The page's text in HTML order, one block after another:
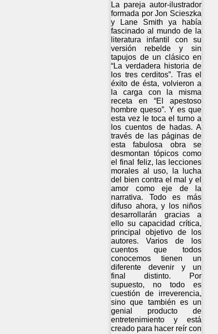
La pareja autor-ilustrador
formada por Jon Scieszka
y Lane Smith ya había
fascinado al mundo de la
literatura infantil con su
versión rebelde y sin
tapujos de un clásico en
“La verdadera historia de
los tres cerditos”. Tras el
éxito de ésta, volvieron a
la carga con la misma
receta en “El apestoso
hombre queso”. Y es que
esta vez le toca el turno a
los cuentos de hadas. A
través de las páginas de
esta fabulosa obra se
desmontan tópicos como
el final feliz, las lecciones
morales al uso, la lucha
del bien contra el mal y el
amor como eje de la
narrativa. Todo es más
difuso ahora, y los niños
desarrollarán gracias a
ello su capacidad crítica,
principal objetivo de los
autores. Varios de los
cuentos que todos
conocemos tienen un
diferente devenir y un
final distinto. Por
supuesto, no todo es
cuestión de irreverencia,
sino que también es un
genial producto de
entretenimiento y está
creado para hacer reír con